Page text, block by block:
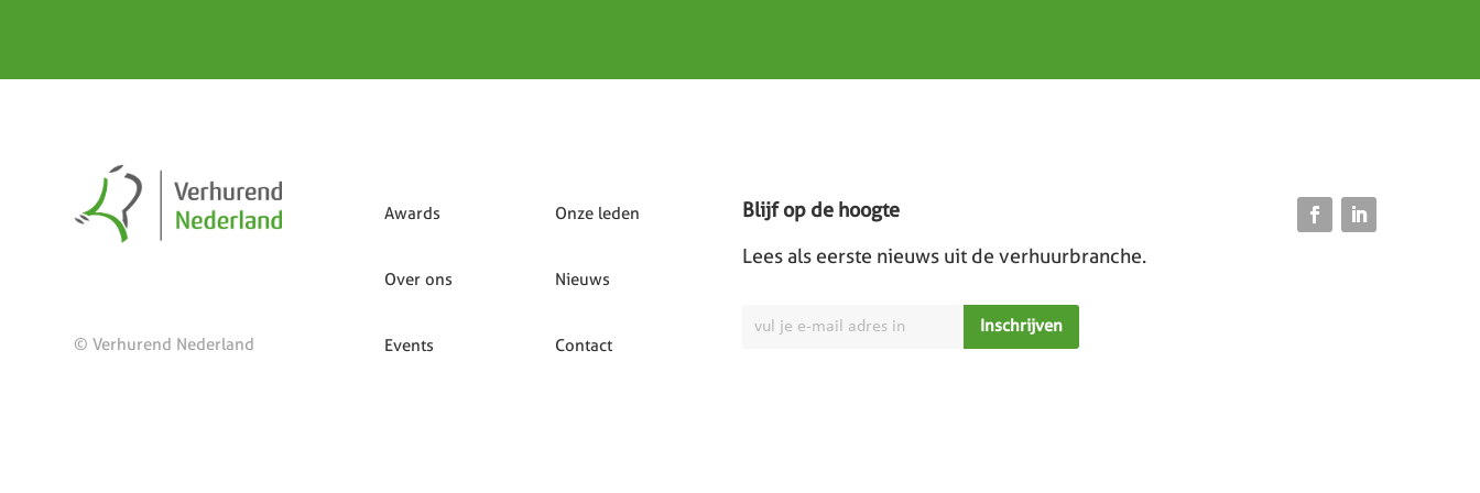
© Verhurend Nederland
Awards
Over ons
Events
Onze leden
Nieuws
Contact
Blijf op de hoogte
Lees als eerste nieuws uit de verhuurbranche.
Inschrijven